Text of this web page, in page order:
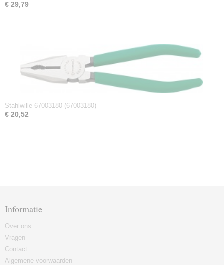
€ 29,79
Stahlwille 67003180 (67003180)
€ 20,52
Informatie
Over ons
Vragen
Contact
Algemene voorwaarden